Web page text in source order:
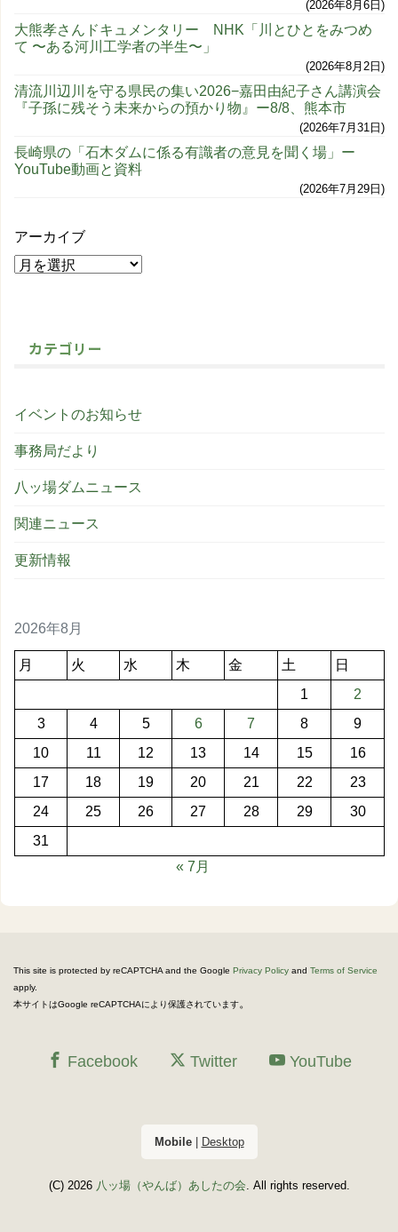
2026年8月6日
大熊孝さんドキュメンタリー NHK「川とひとをみつめ
て 〜ある河川工学者の半生〜」
2026年8月2日
清流川辺川を守る県民の集い2026−嘉田由紀子さん講演会
『子孫に残そう未来からの預かり物』ー8/8、熊本市
2026年7月31日
長崎県の「石木ダムに係る有識者の意見を聞く場」ー
YouTube動画と資料
2026年7月29日
アーカイブ
カテゴリー
イベントのお知らせ
事務局だより
八ッ場ダムニュース
関連ニュース
更新情報
2026年8月
月 火 水 木 金 土
日
1
2
3
4 5 6 7 8
9
10
11 12 13 14 15
16
17
18 19 20 21 22
23
24
25 26 27 28 29
30
31
« 7月
This site is protected by reCAPTCHA and the Google Privacy Policy and Terms of Service
apply.
本サイトはGoogle reCAPTCHAにより保護されています。
Facebook Twitter YouTube
Mobile| Desktop
(C) 2026 八ッ場（やんば）あしたの会. All rights reserved.